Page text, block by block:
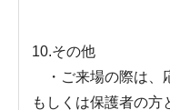
10.その他
・ご来場の際は、
もしくは保護者の方